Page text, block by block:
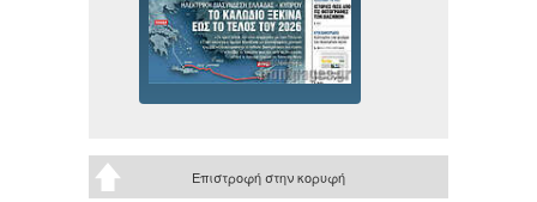
Επιστροφή στην κορυφή